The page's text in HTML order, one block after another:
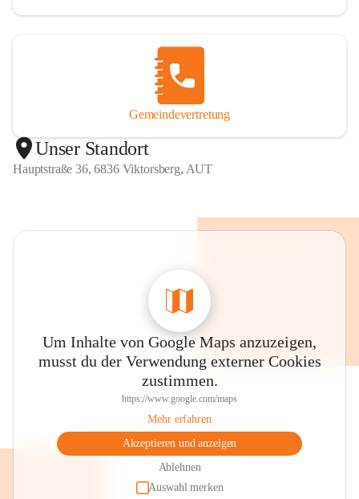
Gemeindevertretung
Unser Standort
Hauptstraße 36, 6836 Viktorsberg, AUT
Um Inhalte von Google Maps anzuzeigen,
musst du der Verwendung externer Cookies
zustimmen.
https://www.google.com/maps
Mehr erfahren
Akzeptieren und anzeigen
Ablehnen
Auswahl merken